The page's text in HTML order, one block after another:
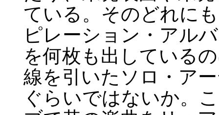
ている。そのどれに
ピレーション・アル
を何枚も出している
線を引いたソロ・ア
ぐらいではないか。